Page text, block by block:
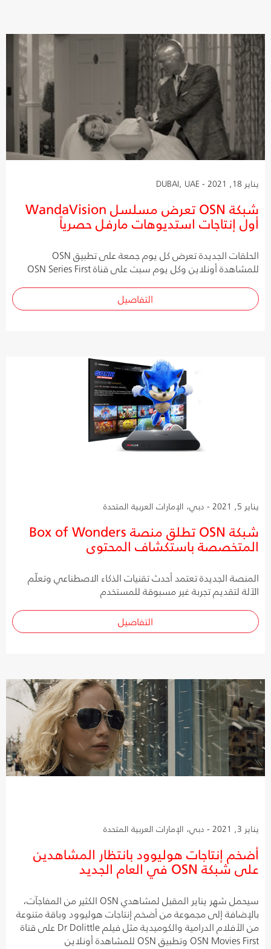
يناير 18, 2021 - DUBAI, UAE
شبكة OSN تعرض مسلسل WandaVision
أول إنتاجات استديوهات مارفل حصرياً
الحلقات الجديدة تعرض كل يوم جمعة على تطبيق OSN
للمشاهدة أونلاين وكل يوم سبت على قناة OSN Series First
التفاصيل
يناير 5, 2021 - دبي، الإمارات العربية المتحدة
شبكة OSN تطلق منصة Box of Wonders
المتخصصة باستكشاف المحتوى
المنصة الجديدة تعتمد أحدث تقنيات الذكاء الاصطناعي وتعلّم
الآلة لتقديم تجربة غير مسبوقة للمستخدم
التفاصيل
يناير 3, 2021 - دبي، الإمارات العربية المتحدة
أضخم إنتاجات هوليوود بانتظار المشاهدين
على شبكة OSN في العام الجديد
سيحمل شهر يناير المقبل لمشاهدي OSN الكثير من المفاجآت،
بالإضافة إلى مجموعة من أضخم إنتاجات هوليوود وباقة متنوعة
من الأفلام الدرامية والكوميدية مثل فيلم Dr Dolittle على قناة
OSN Movies First وتطبيق OSN للمشاهدة أونلاين